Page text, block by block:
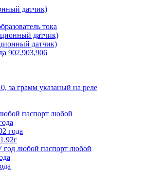
датчик)
тока
датчик)
датчик)
902,903,906
за грамм указаный на реле
паспорт любой
года
год любой паспорт любой